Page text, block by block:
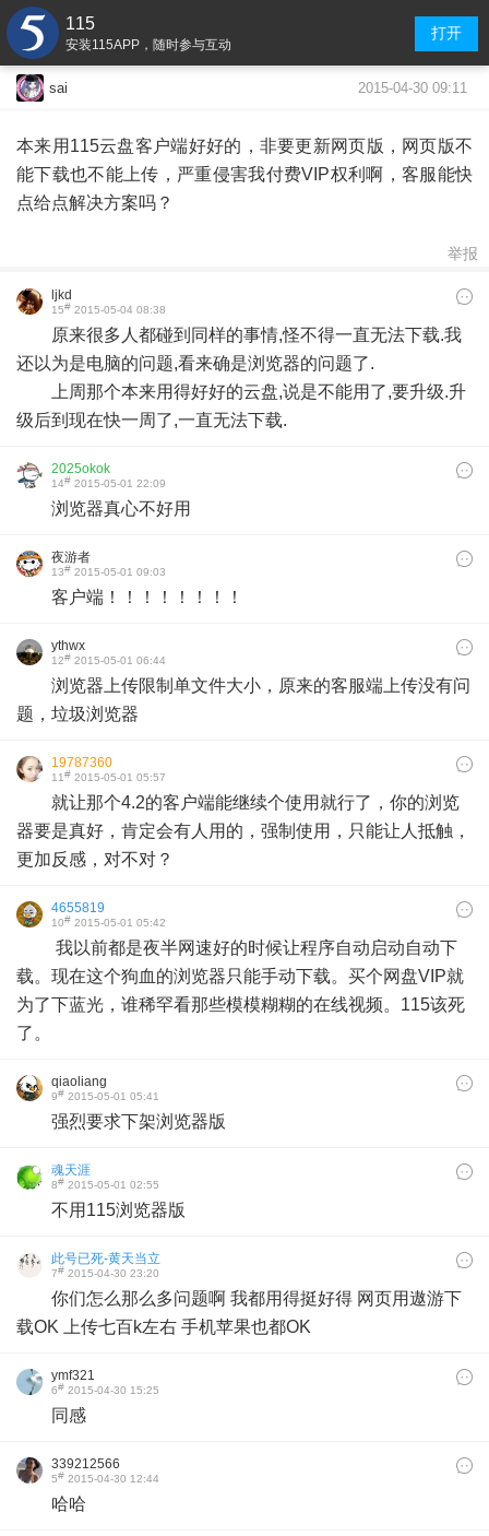
115
安装115APP，随时参与互动
打开
sai 2015-04-30 09:11
本来用115云盘客户端好好的，非要更新网页版，网页版不
能下载也不能上传，严重侵害我付费VIP权利啊，客服能快
点给点解决方案吗？
举报
ljkd
15# 2015-05-04 08:38
原来很多人都碰到同样的事情,怪不得一直无法下载.我
还以为是电脑的问题,看来确是浏览器的问题了.
上周那个本来用得好好的云盘,说是不能用了,要升级.升
级后到现在快一周了,一直无法下载.
2025okok
14# 2015-05-01 22:09
浏览器真心不好用
夜游者
13# 2015-05-01 09:03
客户端！！！！！！！！
ythwx
12# 2015-05-01 06:44
浏览器上传限制单文件大小，原来的客服端上传没有问
题，垃圾浏览器
19787360
11# 2015-05-01 05:57
就让那个4.2的客户端能继续个使用就行了，你的浏览
器要是真好，肯定会有人用的，强制使用，只能让人抵触，
更加反感，对不对？
4655819
10# 2015-05-01 05:42
我以前都是夜半网速好的时候让程序自动启动自动下
载。现在这个狗血的浏览器只能手动下载。买个网盘VIP就
为了下蓝光，谁稀罕看那些模模糊糊的在线视频。115该死
了。
qiaoliang
9# 2015-05-01 05:41
强烈要求下架浏览器版
魂天涯
8# 2015-05-01 02:55
不用115浏览器版
此号已死-黄天当立
7# 2015-04-30 23:20
你们怎么那么多问题啊 我都用得挺好得 网页用遨游下
载OK 上传七百k左右 手机苹果也都OK
ymf321
6# 2015-04-30 15:25
同感
339212566
5# 2015-04-30 12:44
哈哈